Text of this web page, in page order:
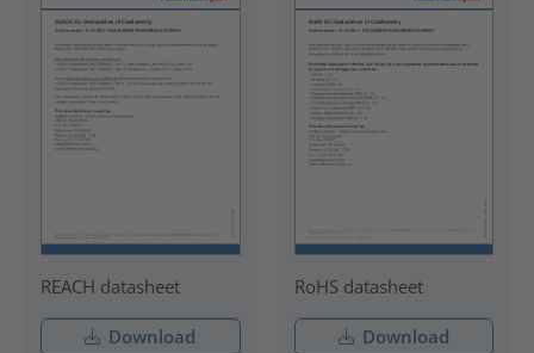
REACH datasheet
Download
RoHS datasheet
Download